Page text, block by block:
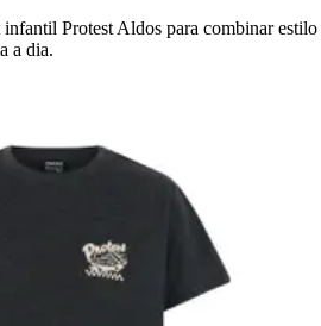
Protest Aldos para combinar estilo
a dia.